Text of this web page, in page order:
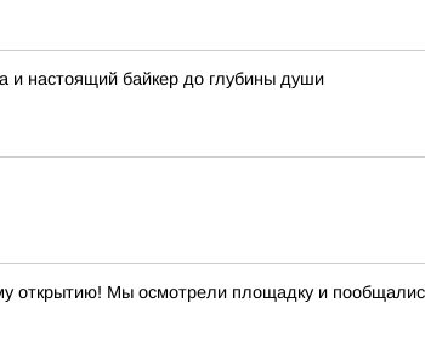
и настоящий байкер до глубины души
открытию! Мы осмотрели площадку и